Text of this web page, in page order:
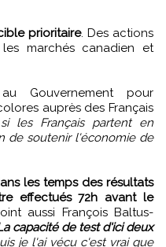
prioritaire. Des actions
marchés canadien et
Gouvernement pour
auprès des Français
les Français partent en
de soutenir l'économie de
les temps des résultats
effectués 72h avant le
aussi François Baltus-
capacité de test d'ici deux
je l'ai vécu c'est vrai que